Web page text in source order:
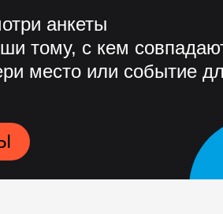
анкеты
тому, с кем
место или событие